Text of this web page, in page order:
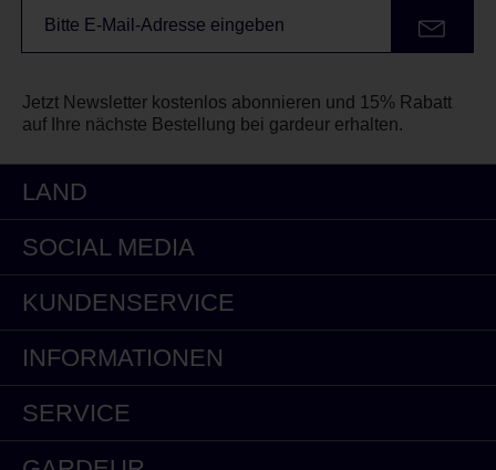
Jetzt Newsletter kostenlos abonnieren und 15% Rabatt
auf Ihre nächste Bestellung bei gardeur erhalten.
LAND
SOCIAL MEDIA
KUNDENSERVICE
INFORMATIONEN
SERVICE